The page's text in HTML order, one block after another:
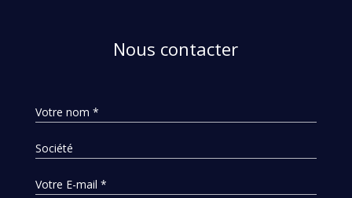
Nous contacter
Votre nom *
Société
Votre E-mail *